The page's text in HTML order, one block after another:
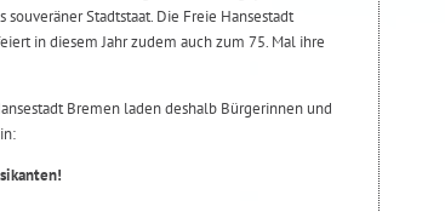
Stadtstaat. Die Freie Hansestadt
in diesem Jahr zudem auch zum 75. Mal ihre
Bremen laden deshalb Bürgerinnen und